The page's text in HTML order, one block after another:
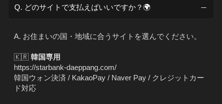
Q. どのサイトで支払えばいいですか？🌍
A. お住まいの国・地域に合うサイトを選んでください。
🇰🇷 韓国専用
https://starbank-daeppang.com/
韓国ウォン決済 / KakaoPay / Naver Pay / クレジットカー
ド対応